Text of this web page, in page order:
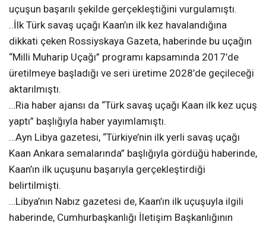
uçuşun başarılı şekilde gerçekleştiğini vurgulamıştı.
..İlk Türk savaş uçağı Kaan’ın ilk kez havalandığına
dikkati çeken Rossiyskaya Gazeta, haberinde bu uçağın
“Milli Muharip Uçağı” programı kapsamında 2017’de
üretilmeye başladığı ve seri üretime 2028’de geçileceği
aktarılmıştı.
…Ria haber ajansı da “Türk savaş uçağı Kaan ilk kez uçuş
yaptı” başlığıyla haber yayımlamıştı.
…Ayn Libya gazetesi, “Türkiye’nin ilk yerli savaş uçağı
Kaan Ankara semalarında” başlığıyla gördüğü haberinde,
Kaan’ın ilk uçuşunu başarıyla gerçekleştirdiği
belirtilmişti.
…Libya’nın Nabız gazetesi de, Kaan’ın ilk uçuşuyla ilgili
haberinde, Cumhurbaşkanlığı İletişim Başkanlığının